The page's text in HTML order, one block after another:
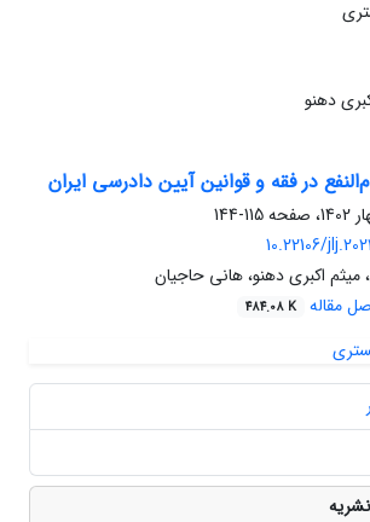
دهنو
در فقه و قوانین آیین دادرسی ایران
115-144
10.22106/
اکبری دهنو، هانی حاجیان
مقاله 484.08 K